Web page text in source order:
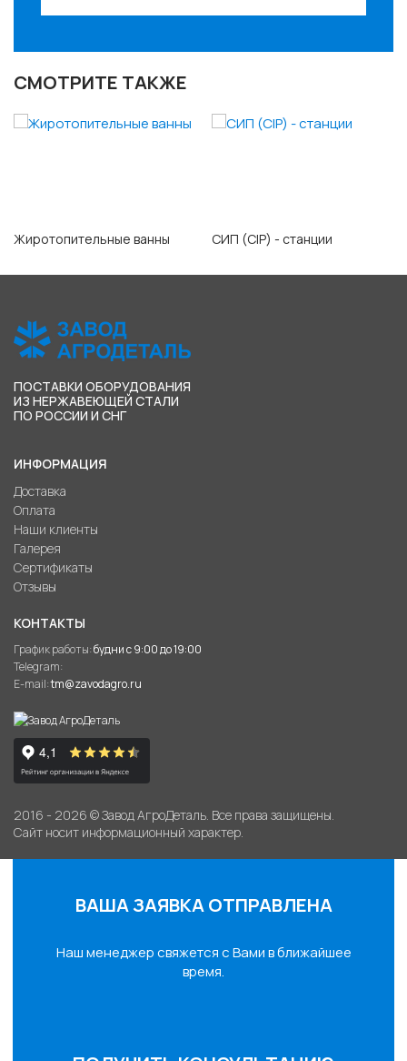
СМОТРИТЕ ТАКЖЕ
Жиротопительные ванны СИП (CIP) - станции
ПОСТАВКИ ОБОРУДОВАНИЯ
ИЗ НЕРЖАВЕЮЩЕЙ СТАЛИ
ПО РОССИИ И СНГ
ИНФОРМАЦИЯ
Доставка
Оплата
Наши клиенты
Галерея
Сертификаты
Отзывы
КОНТАКТЫ
График работы:будни с 9:00 до 19:00
Telegram:
E-mail:tm@zavodagro.ru
2016 - 2026 © Завод АгроДеталь. Все права защищены.
Сайт носит информационный характер.
ВАША ЗАЯВКА ОТПРАВЛЕНА
Наш менеджер свяжется с Вами в ближайшее
время.